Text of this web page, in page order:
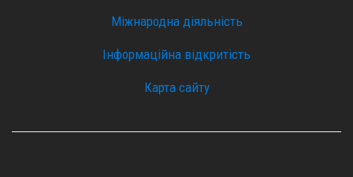
Міжнародна діяльність
Інформаційна відкритість
Карта сайту